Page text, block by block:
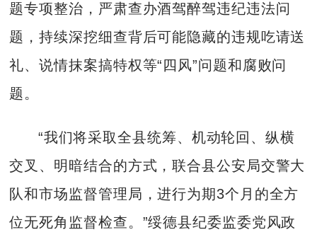
题专项整治，严肃查办酒驾醉驾违纪违法问
题，持续深挖细查背后可能隐藏的违规吃请送
礼、说情抹案搞特权等“四风”问题和腐败问
题。
“我们将采取全县统筹、机动轮回、纵横
交叉、明暗结合的方式，联合县公安局交警大
队和市场监督管理局，进行为期3个月的全方
位无死角监督检查。”绥德县纪委监委党风政